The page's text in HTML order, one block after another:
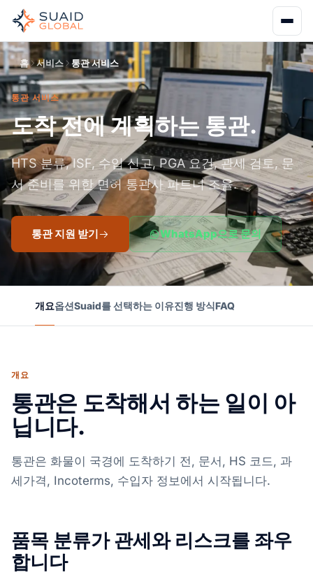
홈 서비스 통관 서비스
통관 서비스
도착 전에 계획하는 통관.
HTS 분류, ISF, 수입 신고, PGA 요건, 관세 검토, 문
서 준비를 위한 면허 통관사 파트너 조율.
통관 지원 받기 WhatsApp으로 문의
개요옵션Suaid를 선택하는 이유진행 방식FAQ
개요
통관은 도착해서 하는 일이 아
닙니다.
통관은 화물이 국경에 도착하기 전, 문서, HS 코드, 과
세가격, Incoterms, 수입자 정보에서 시작됩니다.
품목 분류가 관세와 리스크를 좌우
합니다